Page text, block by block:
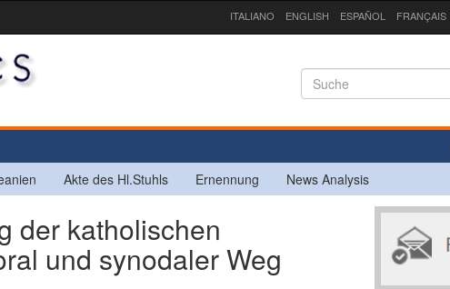
ITALIANO ENGLISH ESPAÑOL FRANÇAIS
Akte des Hl.Stuhls Ernennung News Analysis
der katholischen
und synodaler Weg